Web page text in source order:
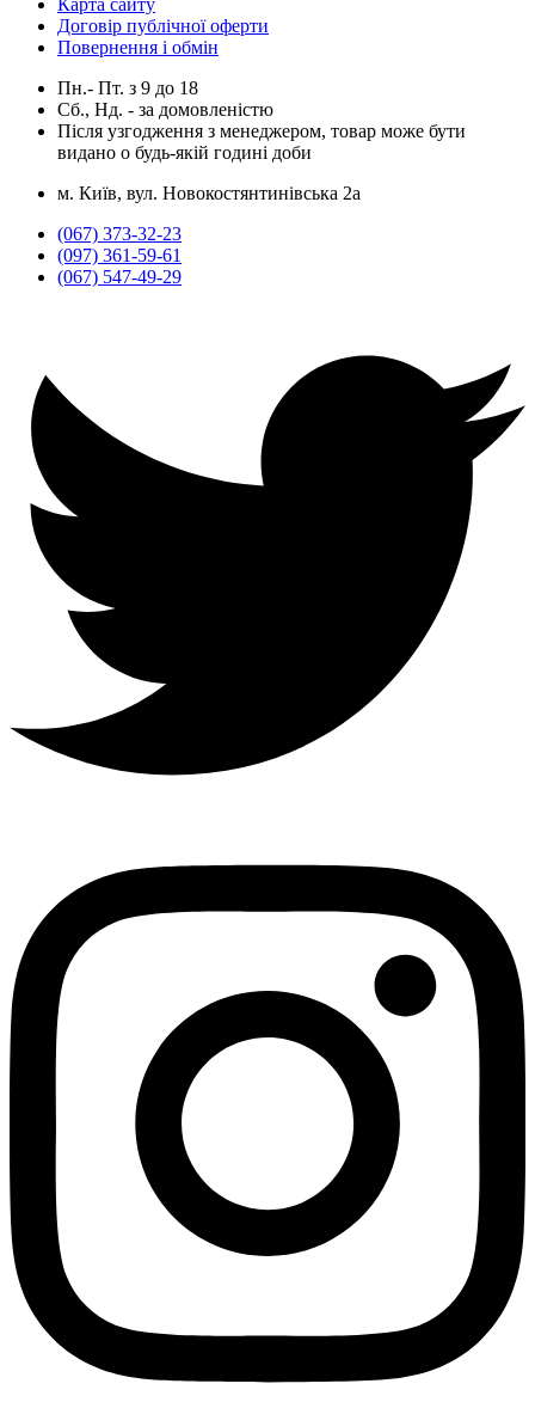
Договір публічної оферти
Повернення і обмін
Пн.- Пт. з 9 до 18
Сб., Нд. - за домовленістю
Після узгодження з менеджером, товар може бути
видано о будь-якій годині доби
м. Київ, вул. Новокостянтинівська 2а
(067) 373-32-23
(097) 361-59-61
(067) 547-49-29